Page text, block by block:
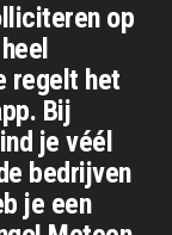
op
regelt het
Bij
je véél
bedrijven
je een